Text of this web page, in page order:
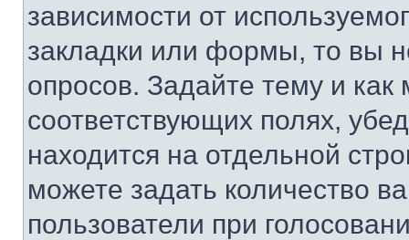
зависимости от
закладки или формы, то вы
опросов. Задайте тему и
соответствующих полях,
находится на отдельной
можете задать количество
пользователи при